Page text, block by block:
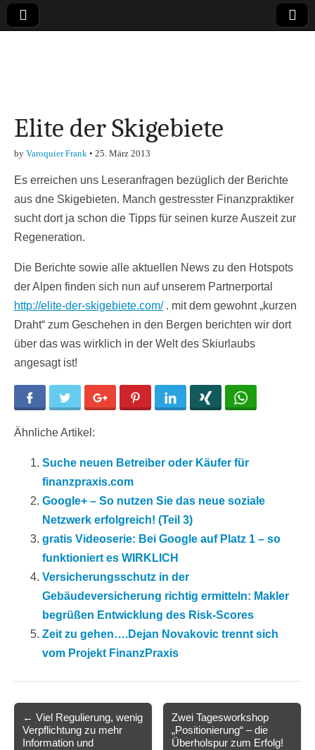
Finanzen,
Marketing-, Vertrieb-
& Investment-Tipps
Elite der Skigebiete
by Varoquier Frank • 25. März 2013
Es erreichen uns Leseranfragen bezüglich der Berichte
aus dne Skigebieten. Manch gestresster Finanzpraktiker
sucht dort ja schon die Tipps für seinen kurze Auszeit zur
Regeneration.
Die Berichte sowie alle aktuellen News zu den Hotspots
der Alpen finden sich nun auf unserem Partnerportal
http://elite-der-skigebiete.com/. mit dem gewohnt „kurzen
Draht“ zum Geschehen in den Bergen berichten wir dort
über das was wirklich in der Welt des Skiurlaubs
angesagt ist!
Facebook Twitter Google+ Pinterest LinkedIn
Ähnliche Artikel:
Suche neuen Betreiber oder Käufer für
finanzpraxis.com
Google+ – So nutzen Sie das neue soziale
Netzwerk erfolgreich! (Teil 3)
gratis Videoserie: Bei Google auf Platz 1 – so
funktioniert es WIRKLICH
Versicherungsschutz in der
Gebäudeversicherung richtig ermitteln: Makler
begrüßen Entwicklung des Risk-Scores
Zeit zu gehen….Dejan Novakovic trennt sich
vom Projekt FinanzPraxis
Post
navigation
← Viel Regulierung, wenig
Verpflichtung zu mehr
Information und
Zwei Tagesworkshop
„Positionierung“ – die
Überholspur zum Erfolg!